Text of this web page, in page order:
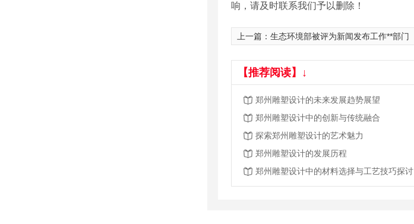
响，请及时联系我们予以删除！
上一篇： 生态环境部被评为新闻发布工作**部门
【推荐阅读】↓
郑州雕塑设计的未来发展趋势展望
郑州雕塑设计中的创新与传统融合
探索郑州雕塑设计的艺术魅力
郑州雕塑设计的发展历程
郑州雕塑设计中的材料选择与工艺技巧探讨